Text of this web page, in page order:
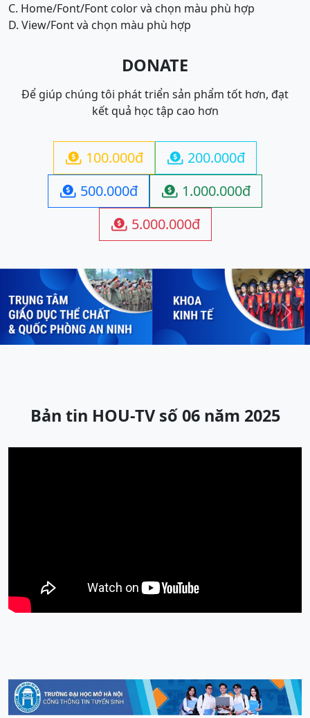
C. Home/Font/Font color và chọn màu phù hợp
D. View/Font và chọn màu phù hợp
DONATE
Để giúp chúng tôi phát triển sản phẩm tốt hơn, đạt
kết quả học tập cao hơn
 100.000đ  200.000đ
 500.000đ  1.000.000đ
 5.000.000đ
Previous Next
Bản tin HOU-TV số 06 năm 2025